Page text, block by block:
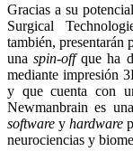
Gracias a su
Surgical
también, presentarán
unaspin-offque ha
mediante impresión
y que cuenta con
Newmanbrain es
software yhardware
neurociencias y